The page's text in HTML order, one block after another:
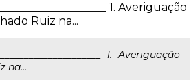
1. Averiguação
Ruiz na...
1. Averiguação
na...